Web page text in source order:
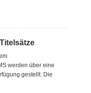
werden über eine
gestellt. Die